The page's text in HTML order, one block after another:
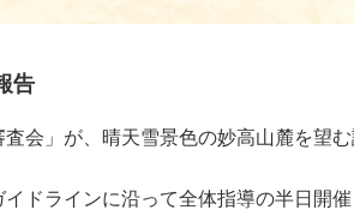
告
会」が、晴天雪景色の妙高山麓を望
ドラインに沿って全体指導の半日開